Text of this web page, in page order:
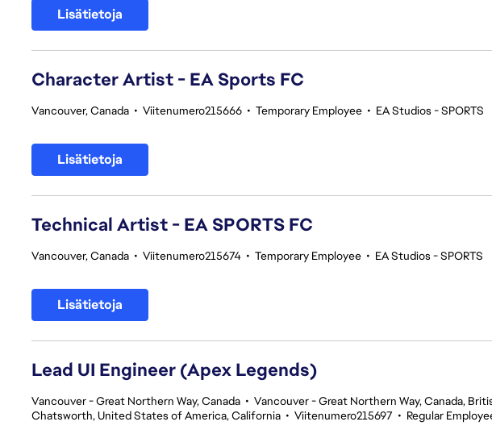
Lisätietoja
Character Artist - EA Sports FC
Vancouver, Canada • Viitenumero215666 • Temporary Employee • EA Studios - SPORTS
Lisätietoja
Technical Artist - EA SPORTS FC
Vancouver, Canada • Viitenumero215674 • Temporary Employee • EA Studios - SPORTS
Lisätietoja
Lead UI Engineer (Apex Legends)
Vancouver - Great Northern Way, Canada • Vancouver - Great Northern Way, Canada,
Chatsworth, United States of America, California • Viitenumero215697 • Regular